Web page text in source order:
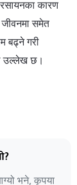
कारण
समेत
बढ्ने गरी
उल्लेख छ।
भने, कृपया